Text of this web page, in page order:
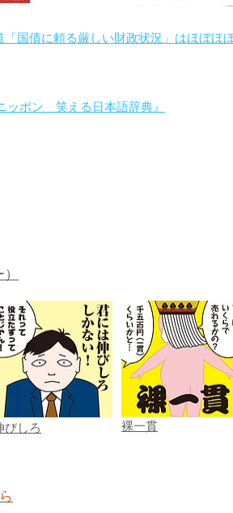
国債に頼る厳しい財政状況」はほぼほ
ッポン 笑える日本語辞典』
びしろ 裸一貫